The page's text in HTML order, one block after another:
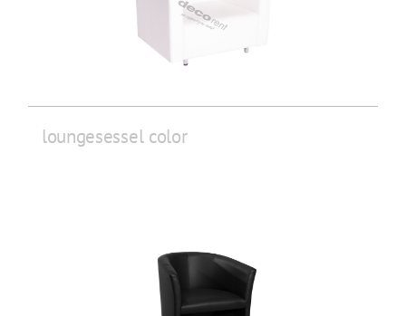
loungesessel color